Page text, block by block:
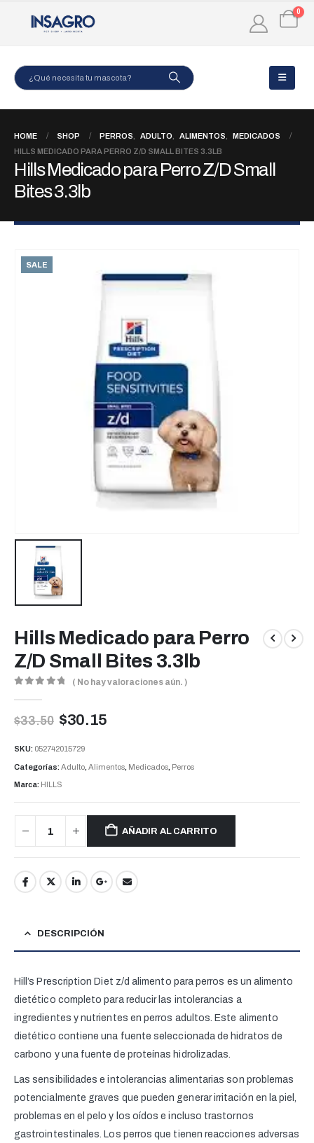
0
HOME SHOP PERROS ADULTO ALIMENTOS
MEDICADOS
HILLS MEDICADO PARA PERRO Z/D SMALL BITES 3.3LB
Hills Medicado para Perro Z/D Small
Bites 3.3lb
SALE
Hills Medicado para Perro
Z/D Small Bites 3.3lb
( No hay valoraciones aún. )
$33.50 $30.15
SKU: 052742015729
Categorías:Adulto, Alimentos, Medicados, Perros
Marca: HILLS
AÑADIR AL CARRITO
DESCRIPCIÓN
Hill’s Prescription Diet z/d alimento para perros es un alimento
dietético completo para reducir las intolerancias a
ingredientes y nutrientes en perros adultos. Este alimento
dietético contiene una fuente seleccionada de hidratos de
carbono y una fuente de proteínas hidrolizadas.
Las sensibilidades e intolerancias alimentarias son problemas
potencialmente graves que pueden generar irritación en la piel,
problemas en el pelo y los oídos e incluso trastornos
gastrointestinales. Los perros que tienen reacciones adversas